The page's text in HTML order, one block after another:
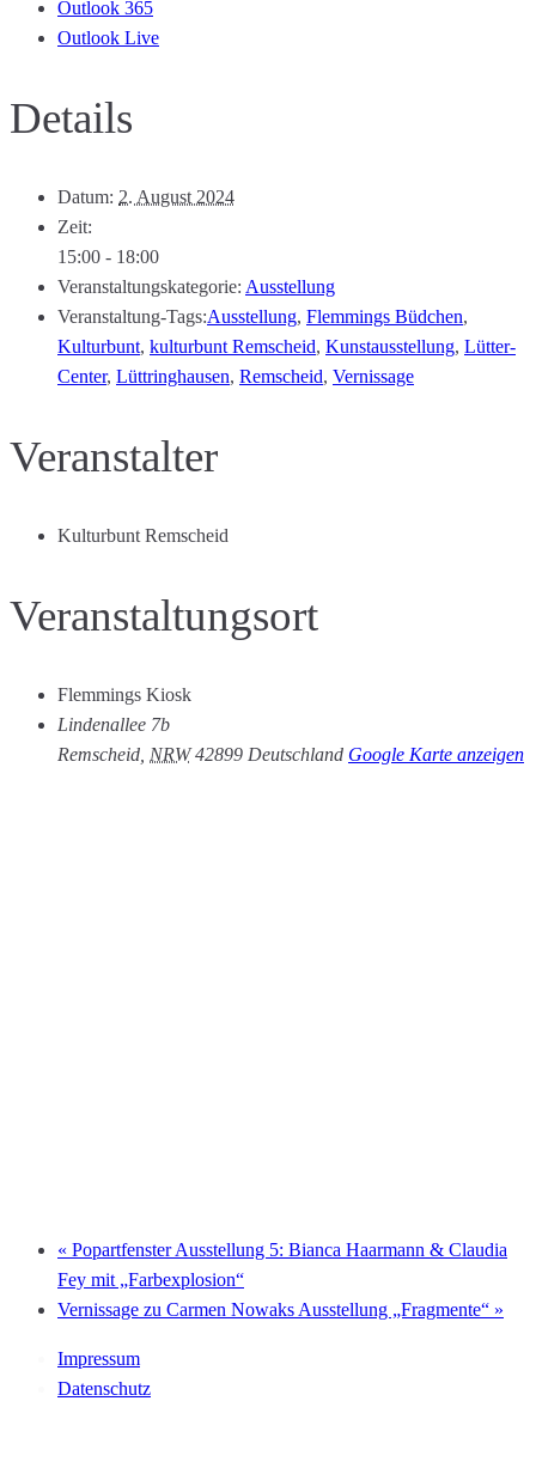
Outlook 365
Outlook Live
Details
Datum: 2. August 2024
Zeit:
15:00 - 18:00
Veranstaltungskategorie: Ausstellung
Veranstaltung-Tags:Ausstellung, Flemmings Büdchen,
Kulturbunt, kulturbunt Remscheid, Kunstausstellung, Lütter-
Center, Lüttringhausen, Remscheid, Vernissage
Veranstalter
Kulturbunt Remscheid
Veranstaltungsort
Flemmings Kiosk
Lindenallee 7b
Remscheid NRW 42899 Deutschland Google Karte anzeigen
« Popartfenster Ausstellung 5: Bianca Haarmann & Claudia
Fey mit „Farbexplosion“
Vernissage zu Carmen Nowaks Ausstellung „Fragmente“ »
Impressum
Datenschutz